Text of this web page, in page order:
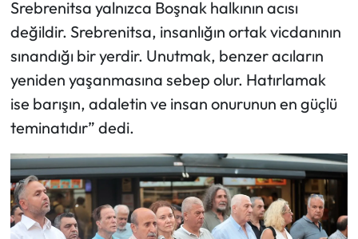
Srebrenitsa yalnızca Boşnak halkının acısı
değildir. Srebrenitsa, insanlığın ortak vicdanının
sınandığı bir yerdir. Unutmak, benzer acıların
yeniden yaşanmasına sebep olur. Hatırlamak
ise barışın, adaletin ve insan onurunun en güçlü
teminatıdır” dedi.